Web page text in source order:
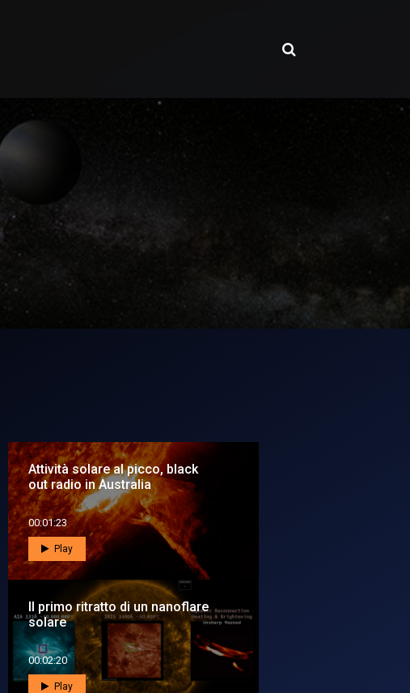
Attività solare al picco, black
out radio in Australia
00:01:23
Play
Il primo ritratto di un nanoflare
solare
00:02:20
Play